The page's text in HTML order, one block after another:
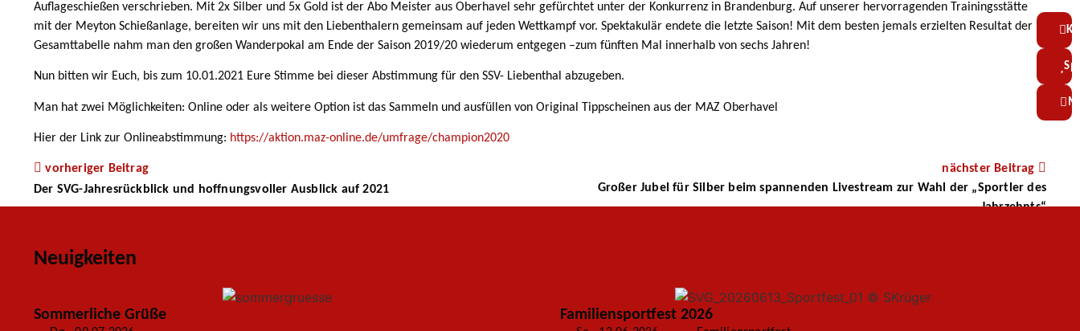
Auflageschießen verschrieben. Mit 2x Silber und 5x Gold ist der Abo Meister aus Oberhavel sehr gefürchtet unter der Konkurrenz in Brandenburg. Auf unserer hervorragenden Trainingsstätte
mit der Meyton Schießanlage, bereiten wir uns mit den Liebenthalern gemeinsam auf jeden Wettkampf vor. Spektakulär endete die letzte Saison! Mit dem besten jemals erzielten Resultat der
Gesamttabelle nahm man den großen Wanderpokal am Ende der Saison 2019/20 wiederum entgegen –zum fünften Mal innerhalb von sechs Jahren!
Nun bitten wir Euch, bis zum 10.01.2021 Eure Stimme bei dieser Abstimmung für den SSV- Liebenthal abzugeben.
Man hat zwei Möglichkeiten: Online oder als weitere Option ist das Sammeln und ausfüllen von Original Tippscheinen aus der MAZ Oberhavel
Hier der Link zur Onlineabstimmung: https://aktion.maz-online.de/umfrage/champion2020
vorheriger Beitrag
Der SVG-Jahresrückblick und hoffnungsvoller Ausblick auf 2021
nächster Beitrag
Großer Jubel für Silber beim spannenden Livestream zur Wahl der „Sportler des
Jahrzehnts“
Neuigkeiten
Sommerliche Grüße Familiensportfest 2026